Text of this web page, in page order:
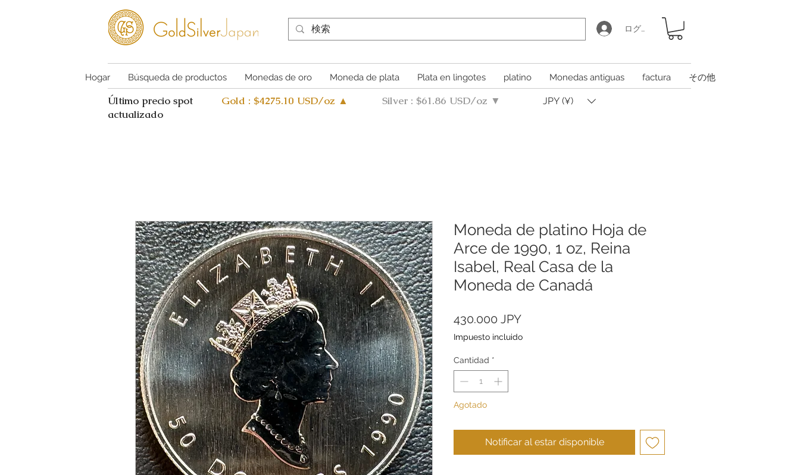
ログイン
Hogar Búsqueda de productos Monedas de oro Moneda de plata Plata en lingotes platino Monedas antiguas factura その他
Último precio spot
actualizado
Gold : $4275.10 USD/oz ▲ Silver : $61.86 USD/oz ▼ JPY (¥)
Moneda de platino Hoja de
Arce de 1990, 1 oz, Reina
Isabel, Real Casa de la
Moneda de Canadá
430.000 JPYPrecio
Impuesto incluido
Cantidad *
Agotado
Notificar al estar disponible